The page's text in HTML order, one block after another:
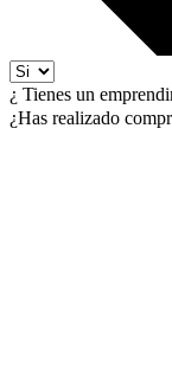
¿ Tienes un
¿Has realizado